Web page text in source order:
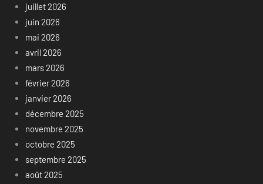
juillet 2026
juin 2026
mai 2026
avril 2026
mars 2026
février 2026
janvier 2026
décembre 2025
novembre 2025
octobre 2025
septembre 2025
août 2025